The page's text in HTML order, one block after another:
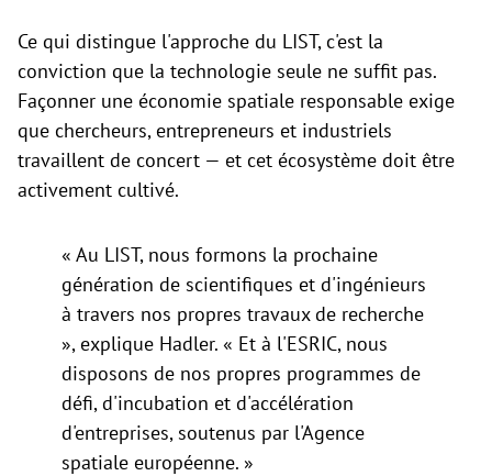
Ce qui distingue l'approche du LIST, c'est la
conviction que la technologie seule ne suffit pas.
Façonner une économie spatiale responsable exige
que chercheurs, entrepreneurs et industriels
travaillent de concert — et cet écosystème doit être
activement cultivé.
« Au LIST, nous formons la prochaine
génération de scientifiques et d'ingénieurs
à travers nos propres travaux de recherche
», explique Hadler. « Et à l'ESRIC, nous
disposons de nos propres programmes de
défi, d'incubation et d'accélération
d'entreprises, soutenus par l'Agence
spatiale européenne. »